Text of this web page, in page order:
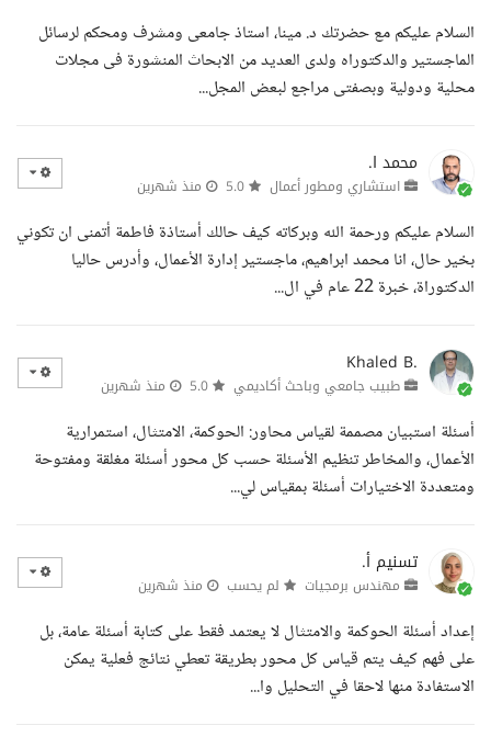
السلام عليكم مع حضرتك د. مينا، استاذ جامعى ومشرف ومحكم لرسائل
الماجستير والدكتوراه ولدى العديد من الابحاث المنشورة فى مجلات
محلية ودولية وبصفتى مراجع لبعض المجل...
محمد ا.
استشاري ومطور أعمال منذ شهرين
السلام عليكم ورحمة الله وبركاته كيف حالك أستاذة فاطمة أتمنى ان تكوني
بخير حال، انا محمد ابراهيم، ماجستير إدارة الأعمال، وأدرس حاليا
الدكتوراة، خبرة 22 عام في ال...
Khaled B.
طبيب جامعي وباحث أكاديمي منذ شهرين
أسئلة استبيان مصممة لقياس محاور: الحوكمة، الامتثال، استمرارية
الأعمال، والمخاطر تنظيم الأسئلة حسب كل محور أسئلة مغلقة ومفتوحة
ومتعددة الاختيارات أسئلة بمقياس لي...
تسنيم أ.
مهندس برمجيات لم يحسب منذ شهرين
إعداد أسئلة الحوكمة والامتثال لا يعتمد فقط على كتابة أسئلة عامة، بل
على فهم كيف يتم قياس كل محور بطريقة تعطي نتائج فعلية يمكن
الاستفادة منها لاحقا في التحليل وا...